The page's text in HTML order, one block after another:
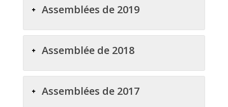
Assemblées de 2019
Assemblée de 2018
Assemblées de 2017